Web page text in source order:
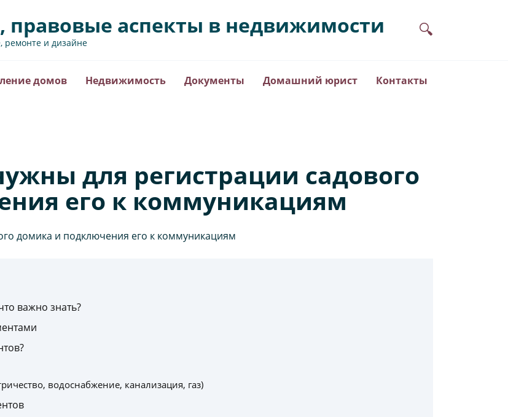
правовые аспекты в недвижимости
ремонте и дизайне
домов Недвижимость Документы Домашний юрист Контакты
для регистрации садового
его к коммуникациям
важно знать?
водоснабжение, канализация, газ)